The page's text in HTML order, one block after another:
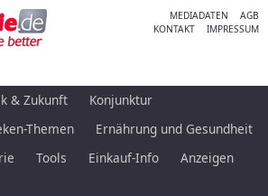
MEDIADATEN
AGB
KONTAKT
IMPRESSUM
& Zukunft
Konjunktur
Themen
Ernährung und Gesundheit
Tools Einkauf-Info
Anzeigen